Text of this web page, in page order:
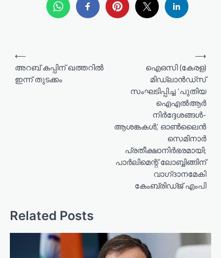
i
o
⟵
അറബ് കപ്പിന് ഖത്തറിൽ
ഇന്ന് തുടക്കം
ഐഒസി (കേരള)
മിഡ്‌ലാൻഡ്‌സ്
സംഘടിപ്പിച്ച ‘പുതിയ
ഐഎൽആർ
നിർദ്ദേശങ്ങൾ-
ആശങ്കകൾ’, ഓൺലൈൻ
സെമിനാർ
പ്രതീക്ഷാനിർഭരമായി;
പാർലിമെന്റ് ലോബ്ബിങ്ങിന്
വാഗ്‌ദാനമേകി
കേംബ്രിഡ്ജ് എംപി
⟶
Related Posts